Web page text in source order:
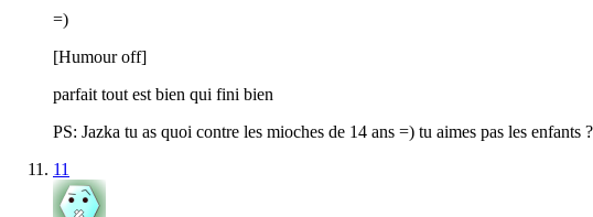
=)
[Humour off]
parfait tout est bien qui fini bien
PS: Jazka tu as quoi contre les mioches de 14 ans =) tu aimes pas les enfants
11